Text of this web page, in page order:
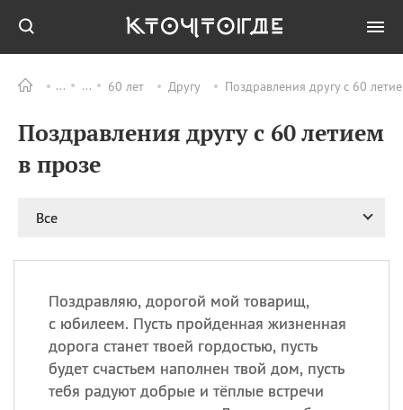
60 лет Другу Поздравления другу с 60
Поздравления другу с 60 летием
в прозе
Все
Поздравляю, дорогой мой товарищ,
с юбилеем. Пусть пройденная жизненная
дорога станет твоей гордостью, пусть
будет счастьем наполнен твой дом, пусть
тебя радуют добрые и тёплые встречи
ПРАЗДНИКИ Все
08.08 День «Счастье
случается» (Happiness
великомученика
покровителя всех
врачей и целителя
09.08
День книголюбов (Book
Lovers Day)